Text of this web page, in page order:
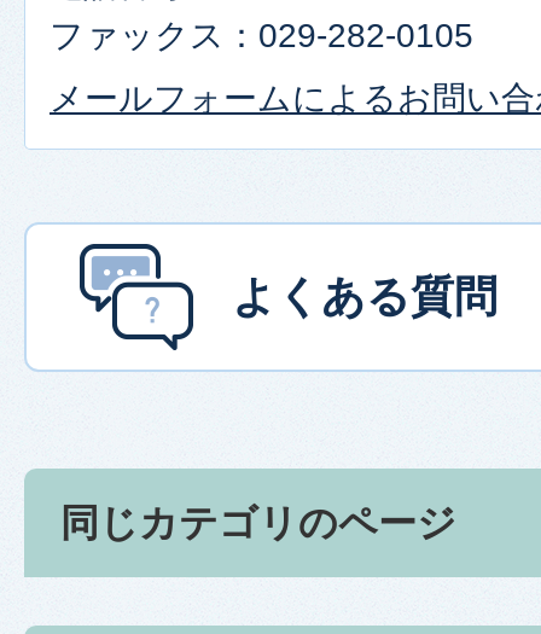
ファックス：029-282-0105
メールフォームによるお問い
よくある質問
同じカテゴリのページ